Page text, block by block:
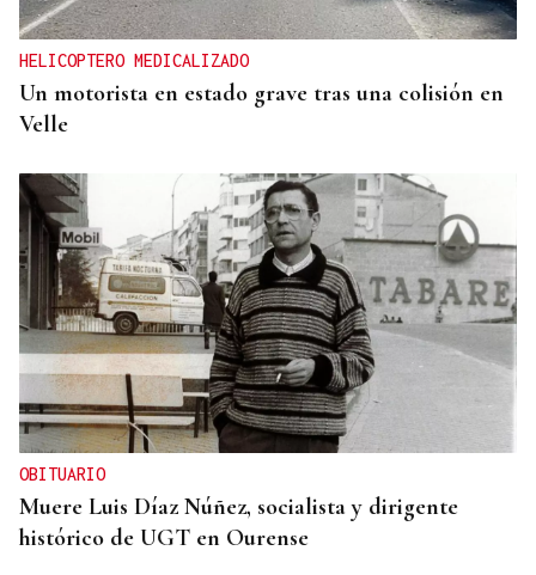
HELICOPTERO MEDICALIZADO
Un motorista en estado grave tras una colisión en
Velle
OBITUARIO
Muere Luis Díaz Núñez, socialista y dirigente
histórico de UGT en Ourense